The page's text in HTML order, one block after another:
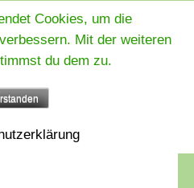
Cookies, um die
Mit der weiteren
du dem zu.